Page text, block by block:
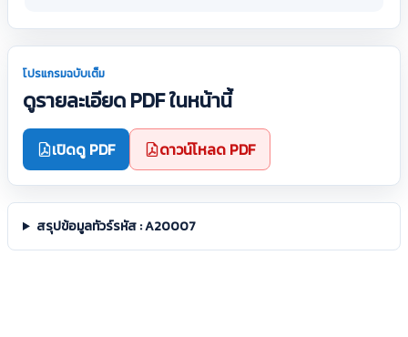
โปรแกรมฉบับเต็ม
ดูรายละเอียด PDF ในหน้านี้
เปิดดู PDF ดาวน์โหลด PDF
สรุปข้อมูลทัวร์รหัส : A20007